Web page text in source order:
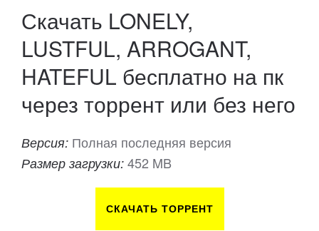
Скачать LONELY,
LUSTFUL, ARROGANT,
HATEFUL бесплатно на пк
через торрент или без него
Версия: Полная последняя версия
Размер загрузки: 452 MB
СКАЧАТЬ ТОРРЕНТ